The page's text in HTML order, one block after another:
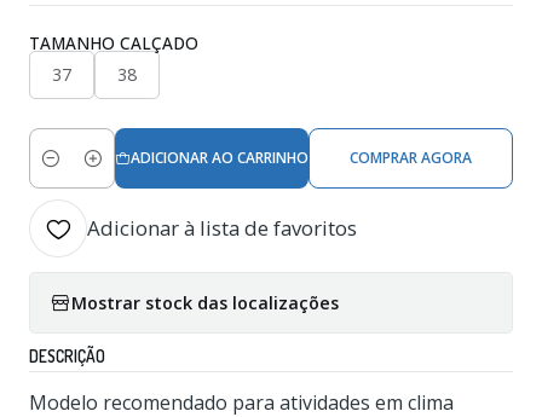
TAMANHO CALÇADO
37
38
Quantidade
ADICIONAR AO CARRINHO COMPRAR AGORA
Adicionar à lista de favoritos
Mostrar stock das localizações
DESCRIÇÃO
Modelo recomendado para atividades em clima